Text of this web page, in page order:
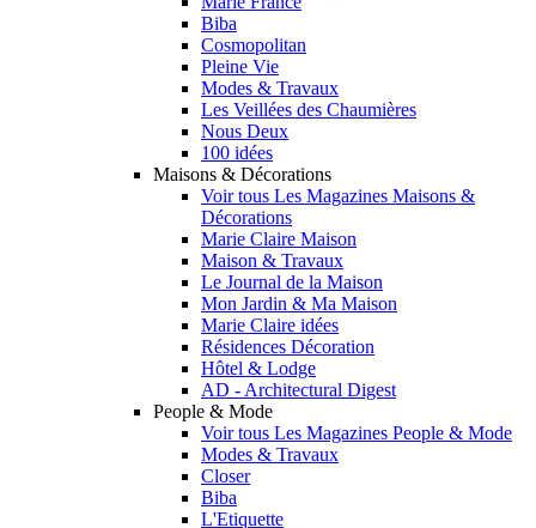
Biba
Cosmopolitan
Pleine Vie
Modes & Travaux
Les Veillées des Chaumières
Nous Deux
100 idées
Maisons & Décorations
Voir tous Les Magazines Maisons &
Décorations
Marie Claire Maison
Maison & Travaux
Le Journal de la Maison
Mon Jardin & Ma Maison
Marie Claire idées
Résidences Décoration
Hôtel & Lodge
AD - Architectural Digest
People & Mode
Voir tous Les Magazines People & Mode
Modes & Travaux
Closer
Biba
L'Etiquette